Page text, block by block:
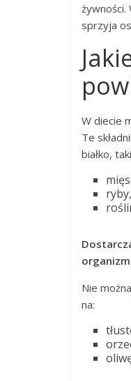
sprzyja
W diecie
Te
białko,
ryby,
Nie
na: